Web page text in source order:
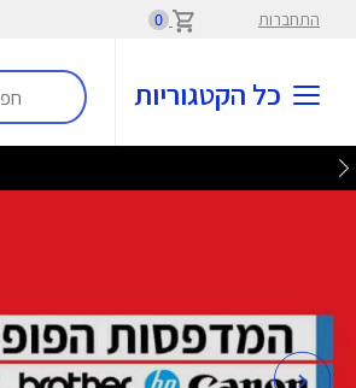
התחברות 0
כל הקטגוריות